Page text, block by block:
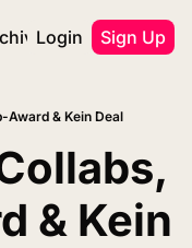
Tags
Login Sign Up
Award & Kein Deal
& Kein